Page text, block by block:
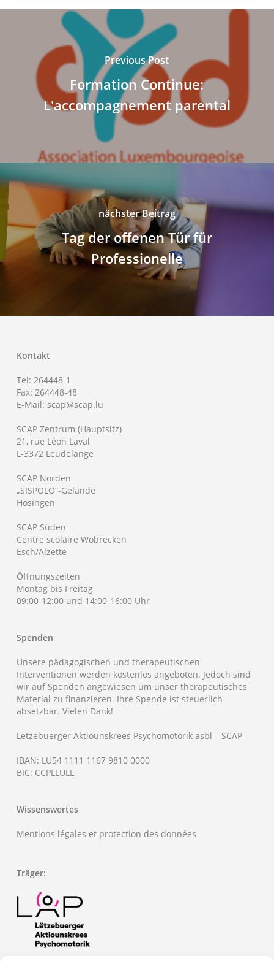
Previous Post
Formation Continue:
L'accompagnement parental
nächster Beitrag
Tag der offenen Tür für
Professionelle
Kontakt
Tel: 264448-1
Fax: 264448-48
E-Mail: scap@scap.lu
SCAP Zentrum (Hauptsitz)
21, rue Léon Laval
L-3372 Leudelange
SCAP Norden
„SISPOLO“-Gelände
Hosingen
SCAP Süden
Centre scolaire Wobrecken
Esch/Alzette
Öffnungszeiten
Montag bis Freitag
09:00-12:00 und 14:00-16:00 Uhr
Spenden
Unsere pädagogischen und therapeutischen
Interventionen werden kostenlos angeboten. Jedoch sind
wir auf Spenden angewiesen um unser therapeutisches
Material zu finanzieren. Ihre Spende ist steuerlich
absetzbar. Vielen Dank!
Lëtzebuerger Aktiounskrees Psychomotorik asbl – SCAP
IBAN: LU54 1111 1167 9810 0000
BIC: CCPLLULL
Wissenswertes
Mentions légales et protection des données
Träger: